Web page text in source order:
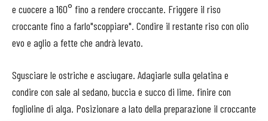
e cuocere a 160° fino a rendere croccante. Friggere il riso
croccante fino a farlo"scoppiare". Condire il restante riso con olio
evo e aglio a fette che andrà levato.
Sgusciare le ostriche e asciugare. Adagiarle sulla gelatina e
condire con sale al sedano, buccia e succo di lime. finire con
foglioline di alga. Posizionare a lato della preparazione il croccante